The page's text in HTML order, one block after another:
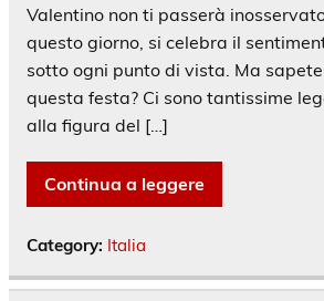
Valentino non ti passerà
questo giorno, si celebra il
sotto ogni punto di vista. Ma sapete
questa festa? Ci sono tantissime
alla figura del […]
Continua a leggere
Category: Italia